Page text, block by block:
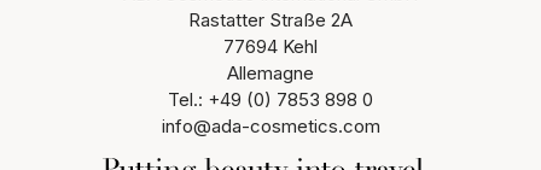
Rastatter Straße 2A
77694 Kehl
Allemagne
Tel.: +49 (0) 7853 898 0
info@ada-cosmetics.com